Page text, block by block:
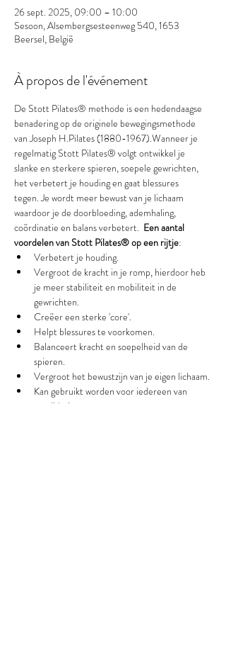
26 sept. 2025, 09:00 – 10:00
Sesoon, Alsembergsesteenweg 540, 1653
Beersel, België
À propos de l'événement
De Stott Pilates® methode is een hedendaagse
benadering op de originele bewegingsmethode
van Joseph H.Pilates (1880-1967).Wanneer je
regelmatig Stott Pilates® volgt ontwikkel je
slanke en sterkere spieren, soepele gewrichten,
het verbetert je houding en gaat blessures
tegen. Je wordt meer bewust van je lichaam
waardoor je de doorbloeding, ademhaling,
coördinatie en balans verbetert. Een aantal
voordelen van Stott Pilates® op een rijtje:
Verbetert je houding.
Vergroot de kracht in je romp, hierdoor heb
je meer stabiliteit en mobiliteit in de
gewrichten.
Creëer een sterke 'core'.
Helpt blessures te voorkomen.
Balanceert kracht en soepelheid van de
spieren.
Vergroot het bewustzijn van je eigen lichaam.
Kan gebruikt worden voor iedereen van
revalidatie tot topsport.